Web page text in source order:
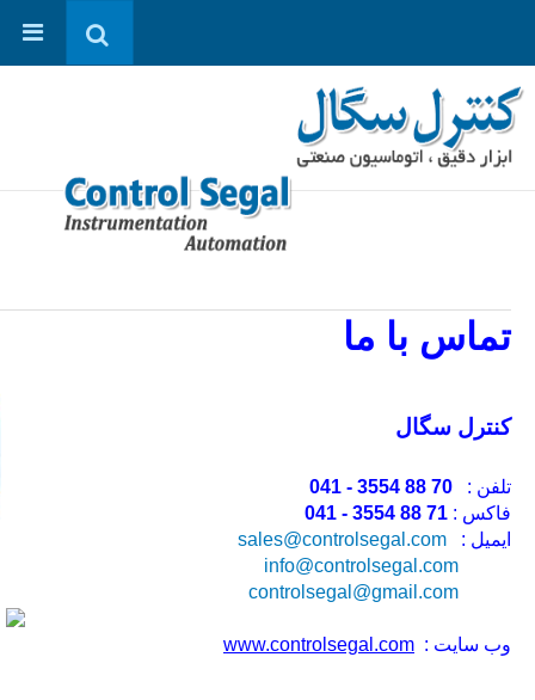
تماس با ما
کنترل سگال
تلفن :
70 88 3554 - 041
فاکس : 71 88 3554 - 041
ایمیل : sales@controlsegal.com
info@controlsegal.com
controlsegal@gmail.com
وب سایت : www.controlsegal.com